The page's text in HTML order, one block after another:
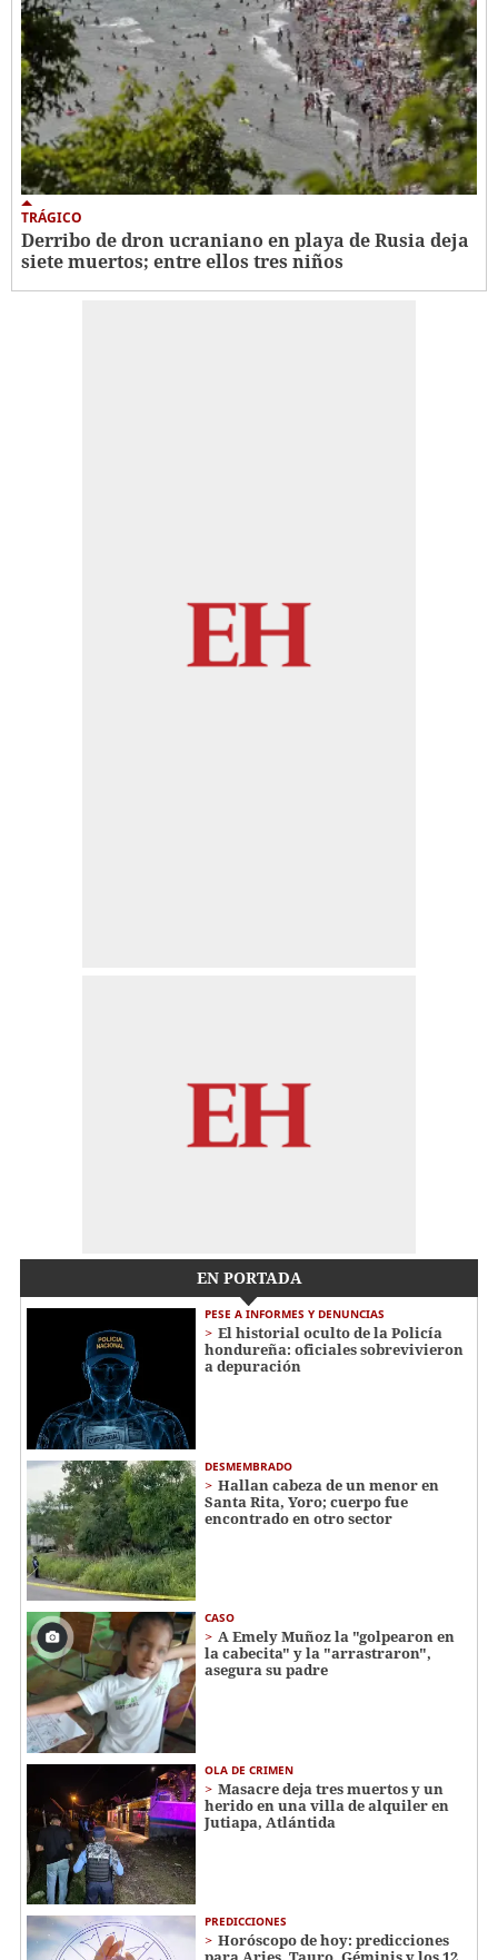
TRÁGICO
Derribo de dron ucraniano en playa de Rusia deja
siete muertos; entre ellos tres niños
EN PORTADA
PESE A INFORMES Y DENUNCIAS
El historial oculto de la Policía
hondureña: oficiales sobrevivieron
a depuración
DESMEMBRADO
Hallan cabeza de un menor en
Santa Rita, Yoro; cuerpo fue
encontrado en otro sector
CASO
A Emely Muñoz la "golpearon en
la cabecita" y la "arrastraron",
asegura su padre
OLA DE CRIMEN
Masacre deja tres muertos y un
herido en una villa de alquiler en
Jutiapa, Atlántida
PREDICCIONES
Horóscopo de hoy: predicciones